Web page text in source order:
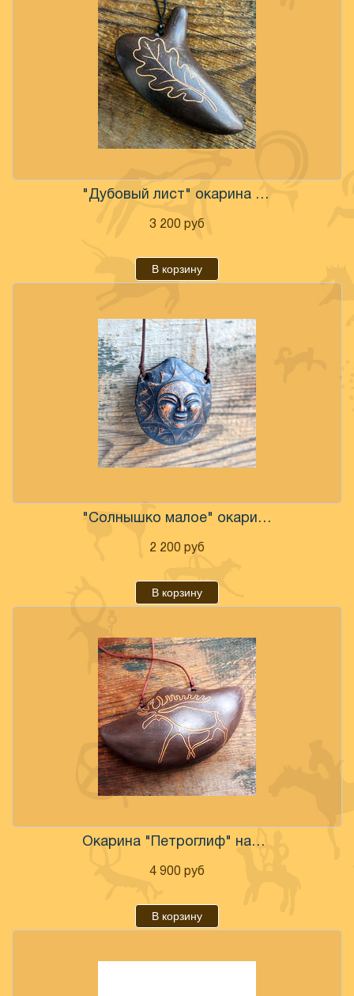
"Дубовый лист" окарина настроенная
3 200 руб
В корзину
"Солнышко малое" окарина настроенная
2 200 руб
В корзину
Окарина "Петроглиф" настроенная
4 900 руб
В корзину